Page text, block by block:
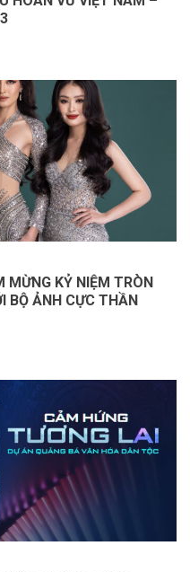
MỪNG KỶ NIỆM TRÒN
BỘ ẢNH CỰC THẦN